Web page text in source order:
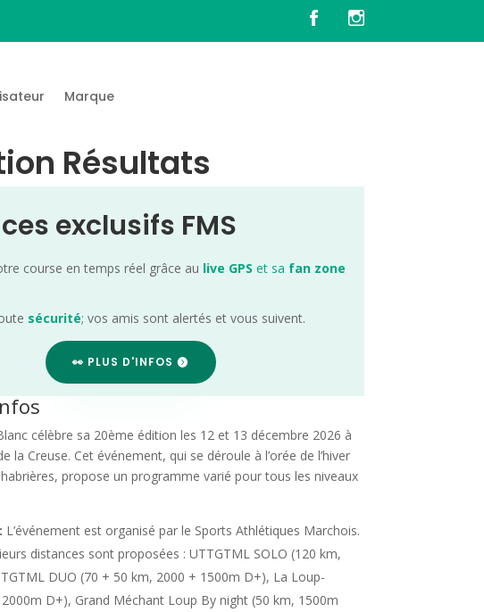
Marque
Résultats
exclusifs FMS
course en temps réel grâce au live GPS et sa fan zone
sécurité; vos amis sont alertés et vous suivent.
👀 PLUS D'INFOS
célèbre sa 20ème édition les 12 et 13 décembre 2026 à
la Creuse. Cet événement, qui se déroule à l’orée de l’hiver
propose un programme varié pour tous les niveaux
L’événement est organisé par le Sports Athlétiques Marchois.
distances sont proposées : UTTGTML SOLO (120 km,
DUO (70 + 50 km, 2000 + 1500m D+), La Loup-
D+), Grand Méchant Loup By night (50 km, 1500m